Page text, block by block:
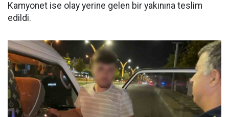
Kamyonet ise olay yerine gelen bir yakınına teslim
edildi.